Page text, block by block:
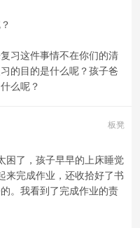
习这件事情不在你们的清
的目的是什么呢？孩子爸
么呢？
板凳
困了，孩子早早的上床睡觉
来完成作业，还收拾好了书
。我看到了完成作业的责